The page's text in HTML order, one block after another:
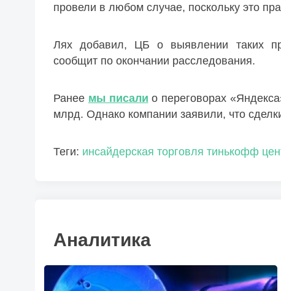
провели в любом случае, поскольку это
Лях добавил, ЦБ о выявлении таких
сообщит по окончании расследования.
Ранее мы писали о переговорах
млрд. Однако компании заявили, что
Теги: инсайдерская торговля тинькофф
Аналитика